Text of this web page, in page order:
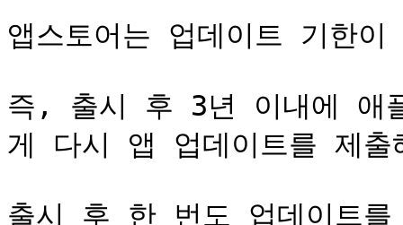
앱스토어는 업데이트 기한
즉, 출시 후 3년 이내에 애
게 다시 앱 업데이트를 제
출시 후 한 번도 업데이트